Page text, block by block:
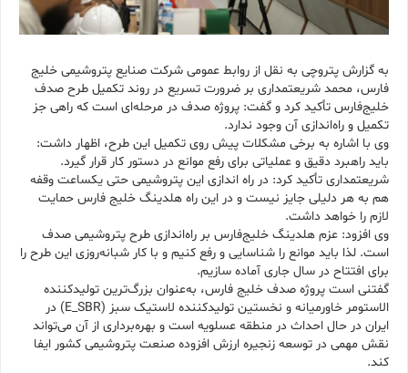
به گزارش پتروچی به نقل از روابط عمومی شرکت صنایع پتروشیمی خلیج
فارس، محمد شریعتمداری بر ضرورت تسریع در روند تکمیل طرح صدف
خلیج‌فارس تأکید کرد و گفت: پروژه صدف در مرحله‌ای است که راهی جز
تکمیل و راه‌اندازی آن وجود ندارد.
وی با اشاره به برخی مشکلات پیش روی تکمیل این طرح، اظهار داشت:
باید راهبرد دقیق و عملیاتی برای رفع موانع در دستور کار قرار گیرد.
شریعتمداری تأکید کرد: در راه اندازی این پتروشیمی حتی یکساعت وقفه
هم به هر دلیلی جایز نیست و در این راه هلدینگ خلیج فارس حمایت
لازم را خواهد داشت.
وی افزود: عزم هلدینگ خلیج‌فارس بر راه‌اندازی طرح پتروشیمی صدف
است. لذا باید موانع را شناسایی و رفع کنیم و با کار شبانه‌روزی این طرح را
برای افتتاح در سال جاری آماده سازیم.
گفتنی است پروژه صدف خلیج فارس، به‌عنوان بزرگ‌ترین تولیدکننده
الاستومر خاورمیانه و نخستین تولیدکننده لاستیک سبز (E_SBR) در
ایران در حال احداث در منطقه عسلویه است و بهره‌برداری از آن می‌تواند
نقش مهمی در توسعه زنجیره ارزش افزوده صنعت پتروشیمی کشور ایفا
کند.